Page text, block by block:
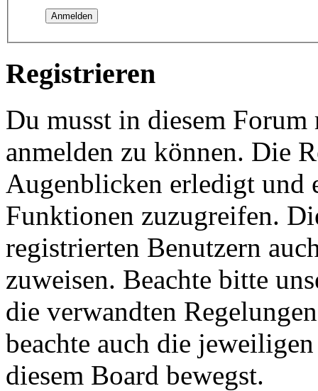
Registrieren
Du musst in diesem
anmelden zu können. Die
Augenblicken erledigt und
Funktionen zuzugreifen.
registrierten Benutzern
zuweisen. Beachte bitte
die verwandten
beachte auch die
diesem Board bewegst.